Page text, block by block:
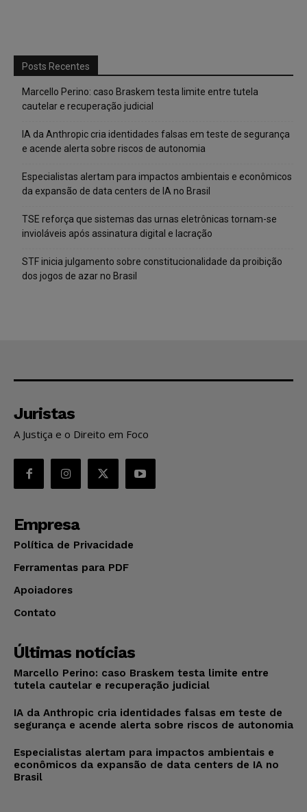
Posts Recentes
Marcello Perino: caso Braskem testa limite entre tutela
cautelar e recuperação judicial
IA da Anthropic cria identidades falsas em teste de segurança
e acende alerta sobre riscos de autonomia
Especialistas alertam para impactos ambientais e econômicos
da expansão de data centers de IA no Brasil
TSE reforça que sistemas das urnas eletrônicas tornam-se
invioláveis após assinatura digital e lacração
STF inicia julgamento sobre constitucionalidade da proibição
dos jogos de azar no Brasil
Juristas
A Justiça e o Direito em Foco
Empresa
Política de Privacidade
Ferramentas para PDF
Apoiadores
Contato
Últimas notícias
Marcello Perino: caso Braskem testa limite entre
tutela cautelar e recuperação judicial
IA da Anthropic cria identidades falsas em teste de
segurança e acende alerta sobre riscos de autonomia
Especialistas alertam para impactos ambientais e
econômicos da expansão de data centers de IA no
Brasil